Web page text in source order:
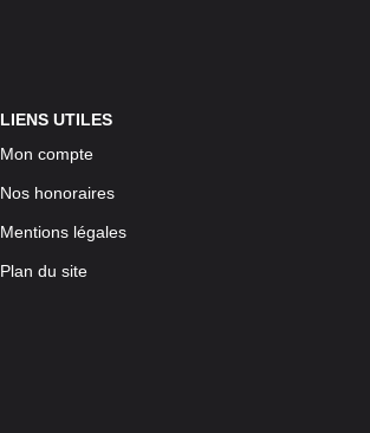
LIENS UTILES
Mon compte
Nos honoraires
Mentions légales
Plan du site